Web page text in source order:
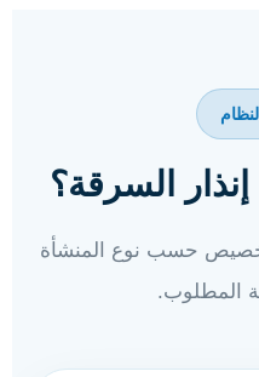
السرقة؟
حسب نوع المنشأة
المطلوب.